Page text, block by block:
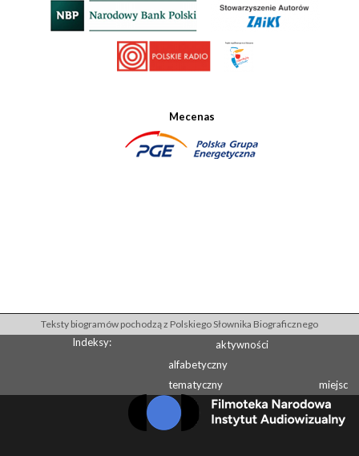
Mecenas
Teksty biogramów pochodzą z Polskiego Słownika Biograficznego
Indeksy:
aktywności
alfabetyczny
tematyczny
miejsc